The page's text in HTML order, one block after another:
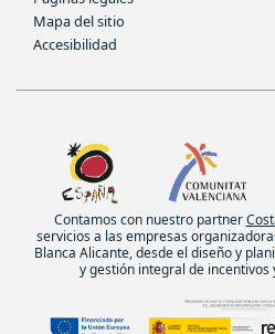
Mapa del sitio
Accesibilidad
Contamos con nuestro partner
servicios a las empresas
Blanca Alicante, desde el diseño y
y gestión integral de